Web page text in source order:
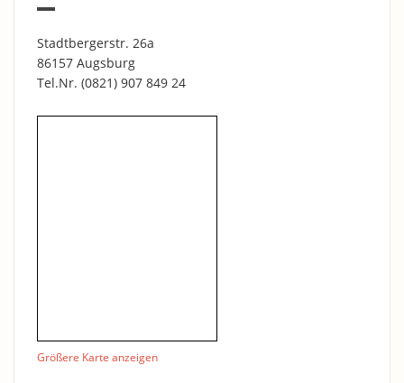
Stadtbergerstr. 26a
86157 Augsburg
Tel.Nr. (0821) 907 849 24
Größere Karte anzeigen